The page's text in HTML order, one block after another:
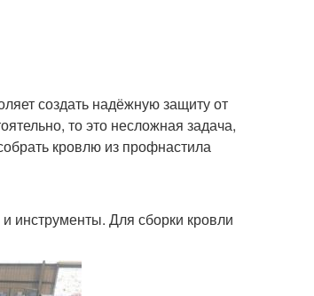
создать надёжную защиту от
то это несложная задача,
кровлю из профнастила
инструменты. Для сборки кровли